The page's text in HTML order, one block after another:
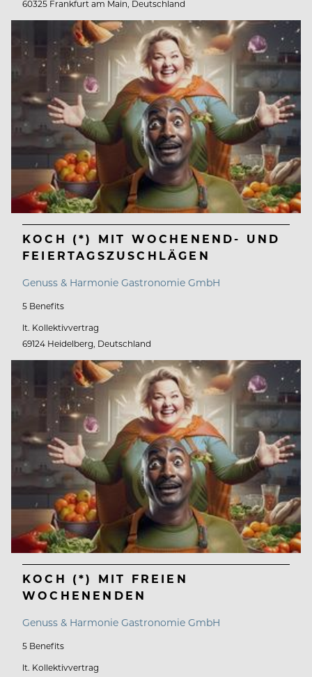
60325 Frankfurt am Main, Deutschland
KOCH (*) MIT WOCHENEND- UND
FEIERTAGSZUSCHLÄGEN
Genuss & Harmonie Gastronomie GmbH
5 Benefits
lt. Kollektivvertrag
69124 Heidelberg, Deutschland
KOCH (*) MIT FREIEN
WOCHENENDEN
Genuss & Harmonie Gastronomie GmbH
5 Benefits
lt. Kollektivvertrag